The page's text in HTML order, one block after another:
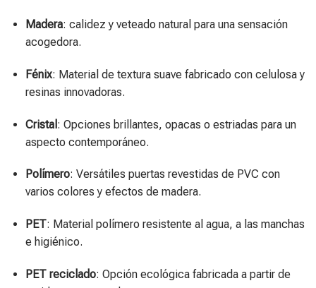
Madera: calidez y veteado natural para una sensación
acogedora.
Fénix: Material de textura suave fabricado con celulosa y
resinas innovadoras.
Cristal : Opciones brillantes, opacas o estriadas para un
aspecto contemporáneo.
Polímero: Versátiles puertas revestidas de PVC con
varios colores y efectos de madera.
PET: Material polímero resistente al agua, a las manchas
e higiénico.
PET reciclado: Opción ecológica fabricada a partir de